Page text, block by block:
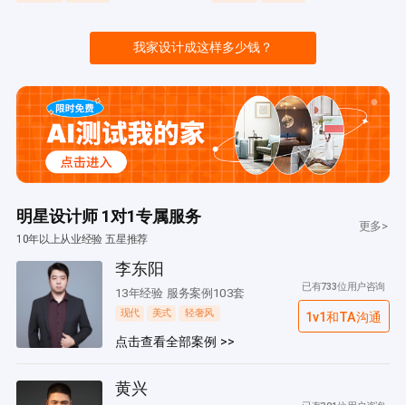
我家设计成这样多少钱？
明星设计师 1对1专属服务
10年以上从业经验 五星推荐
更多>
李东阳
13年经验 服务案例103套
现代 美式 轻奢风
点击查看全部案例 >>
已有733位用户咨询
1v1和TA沟通
黄兴